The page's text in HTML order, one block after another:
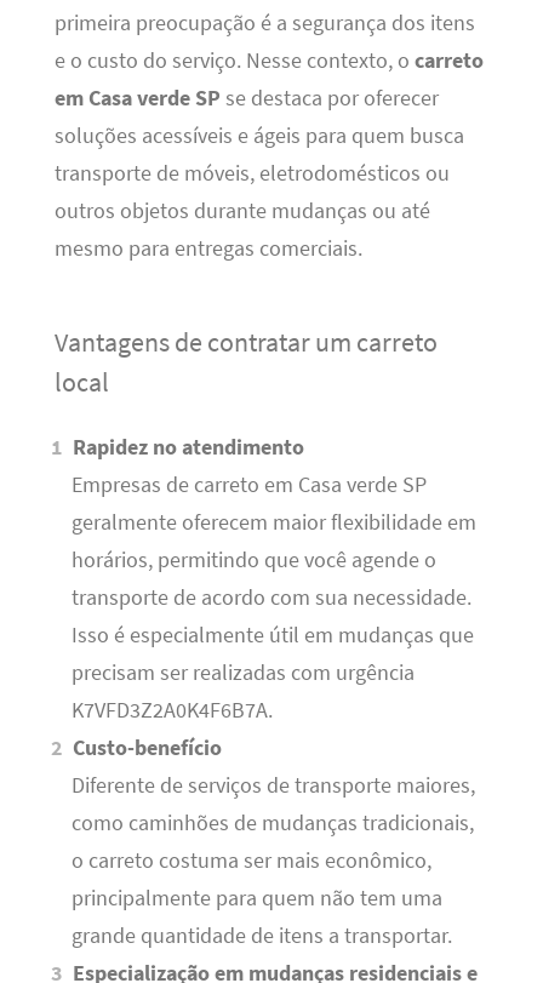
primeira preocupação é a segurança dos itens
e o custo do serviço. Nesse contexto, o carreto
em Casa verde SP se destaca por oferecer
soluções acessíveis e ágeis para quem busca
transporte de móveis, eletrodomésticos ou
outros objetos durante mudanças ou até
mesmo para entregas comerciais.
Vantagens de contratar um carreto
local
Rapidez no atendimento
Empresas de carreto em Casa verde SP
geralmente oferecem maior flexibilidade em
horários, permitindo que você agende o
transporte de acordo com sua necessidade.
Isso é especialmente útil em mudanças que
precisam ser realizadas com urgência
K7VFD3Z2A0K4F6B7A.
Custo-benefício
Diferente de serviços de transporte maiores,
como caminhões de mudanças tradicionais,
o carreto costuma ser mais econômico,
principalmente para quem não tem uma
grande quantidade de itens a transportar.
Especialização em mudanças residenciais e